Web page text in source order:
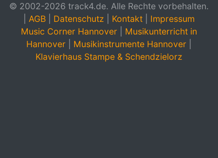
© 2002-2026 track4.de. Alle Rechte vorbehalten.
AGB Datenschutz Kontakt
Impressum
Music Corner Hannover
Musikunterricht in
Hannover
Musikinstrumente Hannover
Klavierhaus Stampe & Schendzielorz